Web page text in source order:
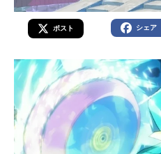
ポスト シェア